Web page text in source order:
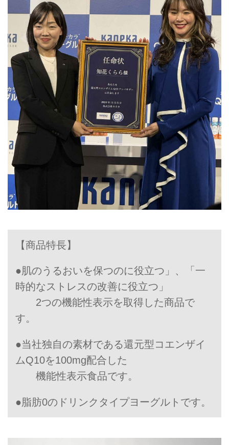
【商品特長】
●肌のうるおいを保つのに役立つ」、「一
時的なストレスの改善に役立つ」
2つの機能性表示を取得した商品で
す。
●当社独自の素材である還元型コエンザイ
ムQ10を100mg配合した
機能性表示食品です。
●脂肪0のドリンクタイプヨーグルトです。